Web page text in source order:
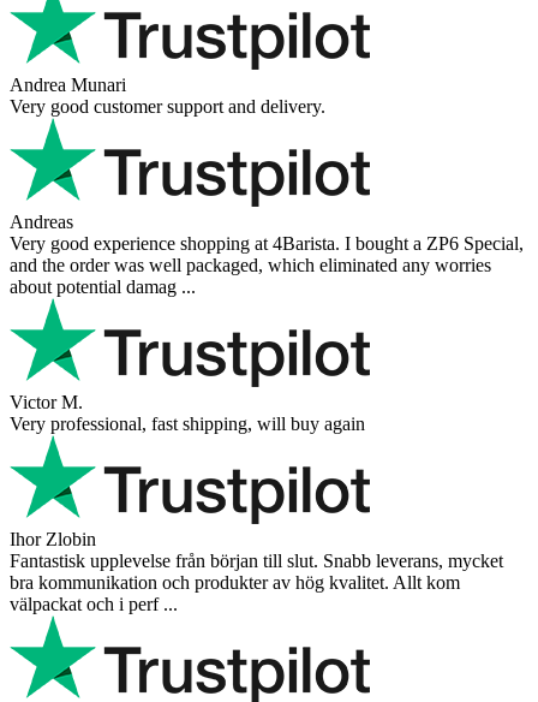
Andrea Munari
Very good customer support and delivery.
Andreas
Very good experience shopping at 4Barista. I bought a ZP6 Special,
and the order was well packaged, which eliminated any worries
about potential damag ...
Victor M.
Very professional, fast shipping, will buy again
Ihor Zlobin
Fantastisk upplevelse från början till slut. Snabb leverans, mycket
bra kommunikation och produkter av hög kvalitet. Allt kom
välpackat och i perf ...